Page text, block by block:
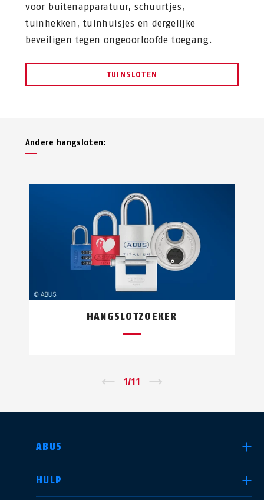
voor buitenapparatuur, schuurtjes,
tuinhekken, tuinhuisjes en dergelijke
beveiligen tegen ongeoorloofde toegang.
TUINSLOTEN
Andere hangsloten:
HANGSLOTZOEKER
1/11
ABUS
HULP
LAND SELECTEREN